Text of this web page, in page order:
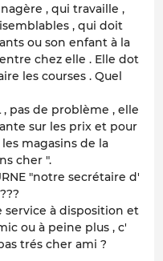
, qui travaille ,
, qui doit
ou son enfant à la
chez elle . Elle dot
les courses . Quel
, pas de problème , elle
sur les prix et pour
magasins de la
cher ".
"notre secrétaire d'
à disposition et
ou à peine plus , c'
trés cher ami ?